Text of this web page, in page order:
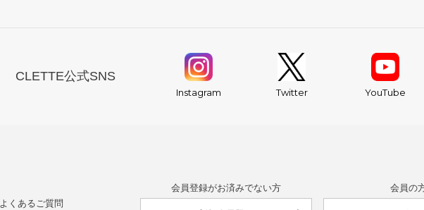
CLETTE公式SNS
Instagram Twitter YouTube
会員登録がお済みでない方 会員の
よくあるご質問